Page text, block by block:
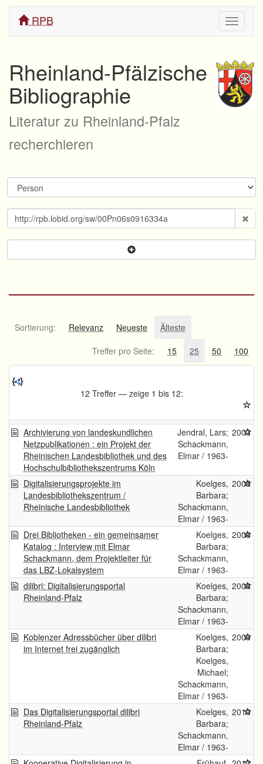
ein/
RPB
Rheinland-Pfälzische
Bibliographie
Literatur zu Rheinland-Pfalz
recherchieren
Sortierung: Relevanz Neueste
Älteste
Treffer pro Seite:
15 25 50 100
12 Treffer — zeige 1 bis 12:
Archivierung von landeskundlichen
Netzpublikationen : ein Projekt der
Rheinischen Landesbibliothek und des
Hochschulbibliothekszentrums Köln
Jendral, Lars;
Schackmann,
Elmar / 1963-
2003
Digitalisierungsprojekte im
Landesbibliothekszentrum /
Rheinische Landesbibliothek
Koelges,
Barbara;
Schackmann,
Elmar / 1963-
2005
Drei Bibliotheken - ein gemeinsamer
Katalog : Interview mit Elmar
Schackmann, dem Projektleiter für
das LBZ-Lokalsystem
Koelges,
Barbara;
Schackmann,
Elmar / 1963-
2006
dilibri: Digitalisierungsportal
Rheinland-Pfalz
Koelges,
Barbara;
Schackmann,
Elmar / 1963-
2008
Koblenzer Adressbücher über dilibri
im Internet frei zugänglich
Koelges,
Barbara;
Koelges,
Michael;
Schackmann,
Elmar / 1963-
2009
Das Digitalisierungsportal dilibri
Rheinland-Pfalz
Koelges,
Barbara;
Schackmann,
Elmar / 1963-
2010